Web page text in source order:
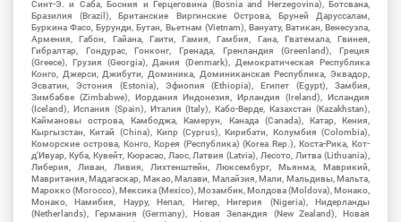
Синт-Э. и Саба, Босния и Герцеговина (Bosnia and Herzegovina), Ботсвана,
Бразилия (Brazil), Британские Виргинские Острова, Бруней Даруссалам,
Буркина Фасо, Бурунди, Бутан, Вьетнам (Vietnam), Вануату, Ватикан, Венесуэла,
Армения, Габон, Гайана, Гаити, Гамия, Гамбия, Гана, Гватемала, Гвинея,
Гибралтар, Гондурас, Гонконг, Гренада, Гренландия (Greenland), Греция
(Greece), Грузия (Georgia), Дания (Denmark), Демократическая Республика
Конго, Джерси, Джибути, Доминика, Доминиканская Республика, Эквадор,
Эсватин, Эстония (Estonia), Эфиопия (Ethiopia), Египет (Egypt), Замбия,
Зимбабве (Zimbabwe), Иордания Индонезия, Ирландия (Ireland), Исландия
(Iceland), Испания (Spain), Италия (Italy), Кабо-Верде, Казахстан (Kazakhstan),
Каймановы острова, Камбоджа, Камерун, Канада (Canada), Катар, Кения,
Кыргызстан, Китай (China), Кипр (Cyprus), Кирибати, Колумбия (Colombia),
Коморские острова, Конго, Корея (Республика) (Korea Rep.), Коста-Рика, Кот-
д'Ивуар, Куба, Кувейт, Кюрасао, Лаос, Латвия (Latvia), Лесото, Литва (Lithuania),
Либерия, Ливан, Ливия, Лихтенштейн, Люксембург, Мьянма, Маврикий,
Мавритания, Мадагаскар, Макао, Малави, Малайзия, Мали, Мальдивы, Мальта,
Марокко (Morocco), Мексика (Mexico), Мозамбик, Молдова (Moldova), Монако,
Монако, Намибия, Науру, Непал, Нигер, Нигерия (Nigeria), Нидерланды
(Netherlands), Германия (Germany), Новая Зеландия (New Zealand), Новая